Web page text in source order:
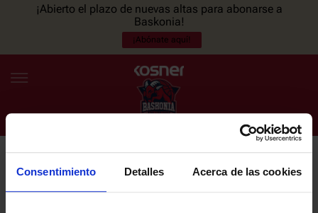
Consentimiento Detalles Acerca de las cookies
¡Abierto el plazo de nuevas altas para abonarse a
Baskonia!
¡Abónate aquí!
ES EU
NEWSLETTER